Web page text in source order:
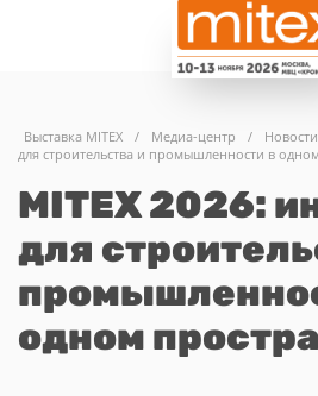
Выставка MITEX / Медиа-центр / Новости
для строительства и промышленности в
MITEX 2026:
для
одном